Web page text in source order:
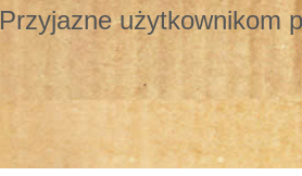
Przyjazne użytkownikom